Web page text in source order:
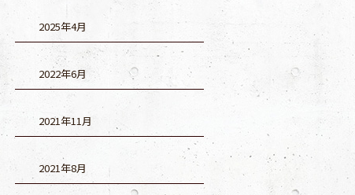
2025年4月
2022年6月
2021年11月
2021年8月